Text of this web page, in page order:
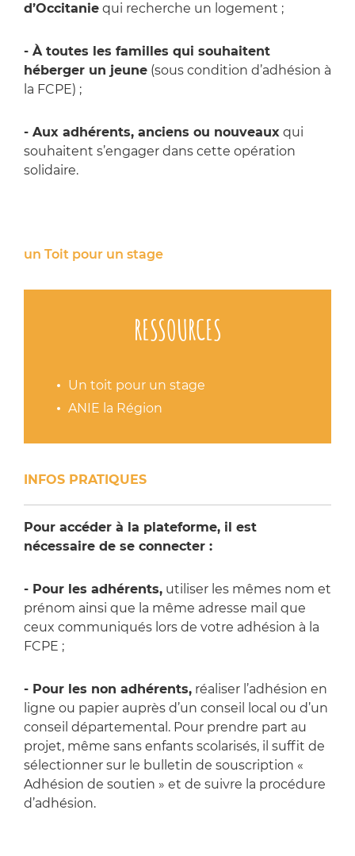
d’Occitanie qui recherche un logement ;
- À toutes les familles qui souhaitent
héberger un jeune (sous condition d’adhésion à
la FCPE) ;
- Aux adhérents, anciens ou nouveaux qui
souhaitent s’engager dans cette opération
solidaire.
un Toit pour un stage
RESSOURCES
Un toit pour un stage
ANIE la Région
INFOS PRATIQUES
Pour accéder à la plateforme, il est
nécessaire de se connecter :
- Pour les adhérents, utiliser les mêmes nom et
prénom ainsi que la même adresse mail que
ceux communiqués lors de votre adhésion à la
FCPE ;
- Pour les non adhérents, réaliser l’adhésion en
ligne ou papier auprès d’un conseil local ou d’un
conseil départemental. Pour prendre part au
projet, même sans enfants scolarisés, il suffit de
sélectionner sur le bulletin de souscription «
Adhésion de soutien » et de suivre la procédure
d’adhésion.